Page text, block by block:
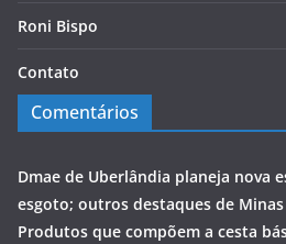
Roni Bispo
Contato
Comentários
Dmae de Uberlândia planeja nova
esgoto; outros destaques de
Produtos que compõem a cesta